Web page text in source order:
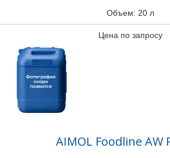
Объем: 20 л
Цена по запросу
AIMOL Foodline AW